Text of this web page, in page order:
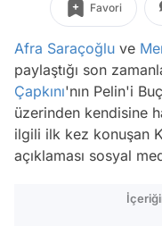
Favori
Afra Saraçoğlu ve
paylaştığı son
Çapkını'nın Pelin'i
üzerinden kendisine
ilgili ilk kez konuşan
açıklaması sosyal